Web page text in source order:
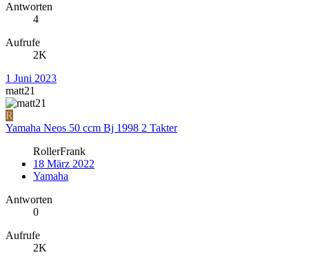
Antworten
4
Aufrufe
2K
1 Juni 2023
matt21
R
Yamaha Neos 50 ccm Bj 1998 2 Takter
RollerFrank
18 März 2022
Yamaha
Antworten
0
Aufrufe
2K